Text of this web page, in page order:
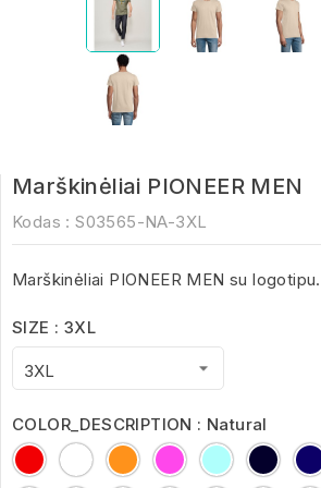
Marškinėliai PIONEER MEN
Kodas : S03565-NA-3XL
Marškinėliai PIONEER MEN su logotipu.
SIZE : 3XL
COLOR_DESCRIPTION : Natural
Red
WhiteOrangeFuchsiaAqua Deep
Black